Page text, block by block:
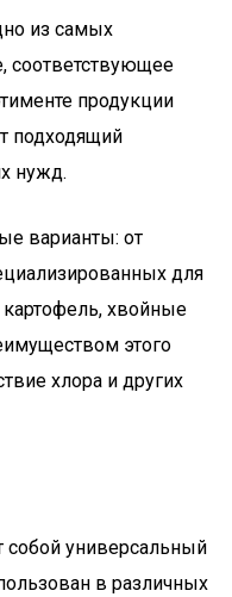
из самых
соответствующее
продукции
подходящий
нужд.
варианты: от
для
картофель, хвойные
этого
хлора и других
собой универсальный
в различных